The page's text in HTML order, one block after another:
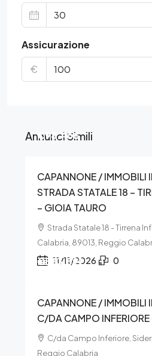
Assicurazione
€
Annunci Simili
€98.456
CAPANNONE / IMMOBILI
STRADA STATALE 18 –
– GIOIA TAURO
Strada Statale 18 - Tirrena
Calabria, 89013, Reggio
11/11/2026 0
€533.391
CAPANNONE / IMMOBILI
C/DA CAMPO INFERIORE
C/da Campo Inferiore,
Reggio Calabria